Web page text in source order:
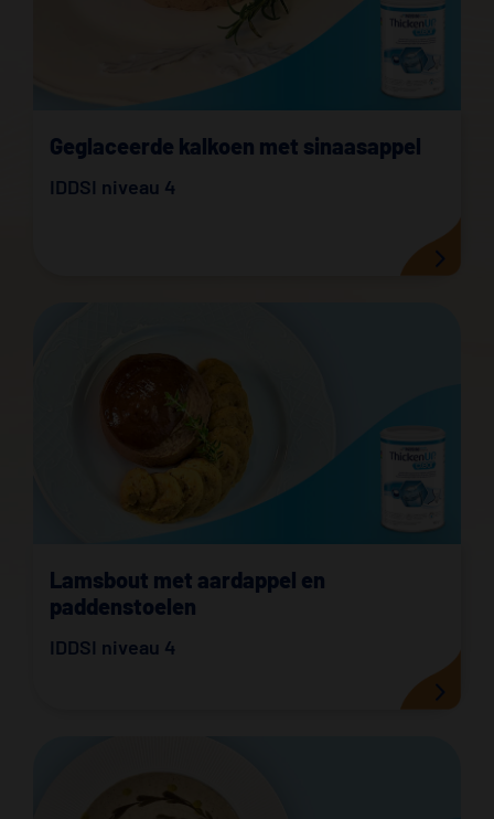
Geglaceerde kalkoen met sinaasappel
IDDSI niveau 4
Lamsbout met aardappel en
paddenstoelen
IDDSI niveau 4